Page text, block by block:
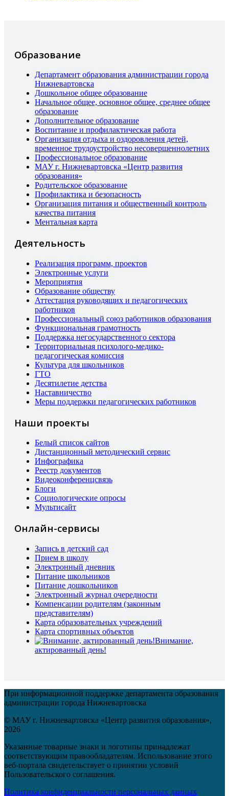
Образование
Департамент образования администрации города
Нижневартовска
Дошкольное общее образование
Начальное общее, основное общее, среднее общее
образование
Дополнительное образование
Воспитание и профилактическая работа
Организация отдыха и оздоровления детей,
временное трудоустройство несовершеннолетних
Профессиональное образование
МАУ г. Нижневартовска «Центр развития
образования»
Родительское образование
Профилактика и безопасность
Организация питания и общественный контроль
качества питания
Ментальная карта
Деятельность
Реализация программ, проектов
Электронные услуги
Мероприятия
Образование обществу
Аттестация руководящих и педагогических
работников
Профессиональный союз работников образования
Функциональная грамотность
Поддержка негосударственного сектора
Территориальная психолого-медико-
педагогическая комиссия
Культура для школьников
ГТО
Десятилетие детства
Наставничество
Меры поддержки педагогических работников
Наши проекты
Белый список сайтов
Дистанционный методический сервис
Инфографика
Реестр документов
Видеоконференцсвязь
Блоги
Социологические опросы
Мультисайт
Онлайн-сервисы
Запись в детский сад
Прием в школу
Электронный дневник
Питание школьников
Питание дошкольников
Электронный журнал очередности
Компенсации родителям (законным
представителям)
Карта образовательных учреждений
Карта спортивных объектов
Внимание,
актированный день!
При информационной поддержке департамента образования
администрации города Нижневартовска
© МАУ г. Нижневартовска «Центр развития образования»,
2026
Указанные товарные знаки и логотипы принадлежат
соответствующим правообладателям. Использование этого
веб-портала свидетельствует о принятии условий
Пользовательского соглашения.
Политика конфиденциальности персональных данных